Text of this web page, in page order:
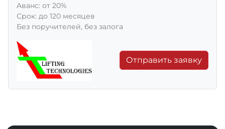
Aванс: от 20%
Срок: до 120 месяцев
Без поручителей, без залога
Отправить заявку